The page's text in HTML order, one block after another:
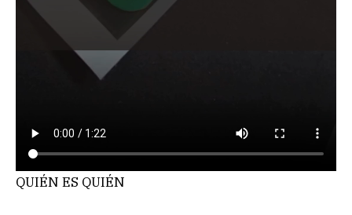
QUIÉN ES QUIÉN